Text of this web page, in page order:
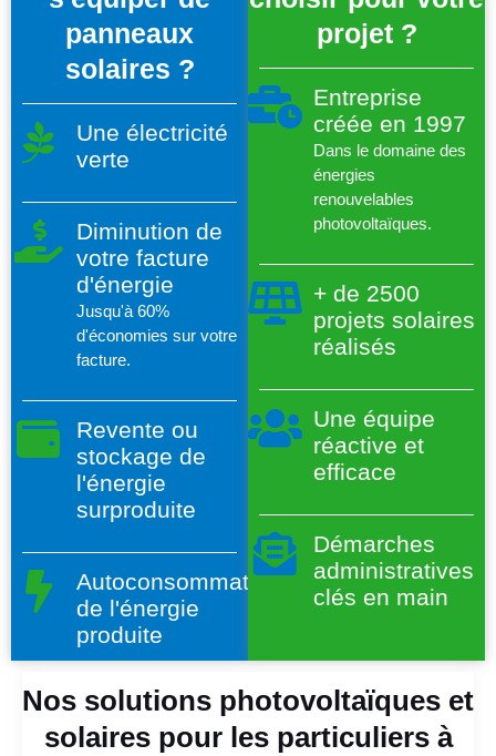
panneaux
solaires ?
Une électricité
verte
Diminution de
votre facture
d'énergie
Jusqu'à 60%
d'économies sur votre
facture.
Revente ou
stockage de
l'énergie
surproduite
Autoconsommation
de l'énergie
produite
projet ?
Entreprise
créée en 1997
Dans le domaine des
énergies
renouvelables
photovoltaïques.
+ de 2500
projets solaires
réalisés
Une équipe
réactive et
efficace
Démarches
administratives
clés en main
Nos solutions photovoltaïques et
solaires pour les particuliers à